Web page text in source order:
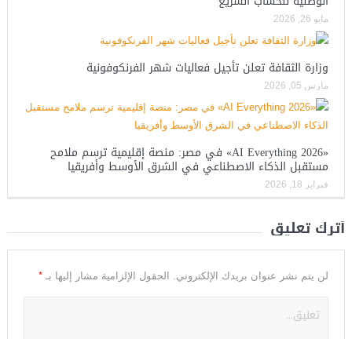
مايو 26, 2026
وزارة الثقافة تعلن تأجيل فعاليات شهر الفرنكوفونية
مارس 05, 2026
«AI Everything 2026» في مصر: منصة إقليمية ترسم ملامح
مستقبل الذكاء الاصطناعي في الشرق الأوسط وأفريقيا
فبراير 18, 2026
أترك تعليق
لن يتم نشر عنوان بريدك الإلكتروني. الحقول الإلزامية مشار إليها بـ *